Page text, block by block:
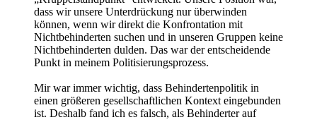
dass wir unsere Unterdrückung nur überwinden
können, wenn wir direkt die Konfrontation mit
Nichtbehinderten suchen und in unseren Gruppen keine
Nichtbehinderten dulden. Das war der entscheidende
Punkt in meinem Politisierungsprozess.
Mir war immer wichtig, dass Behindertenpolitik in
einen größeren gesellschaftlichen Kontext eingebunden
ist. Deshalb fand ich es falsch, als Behinderter auf